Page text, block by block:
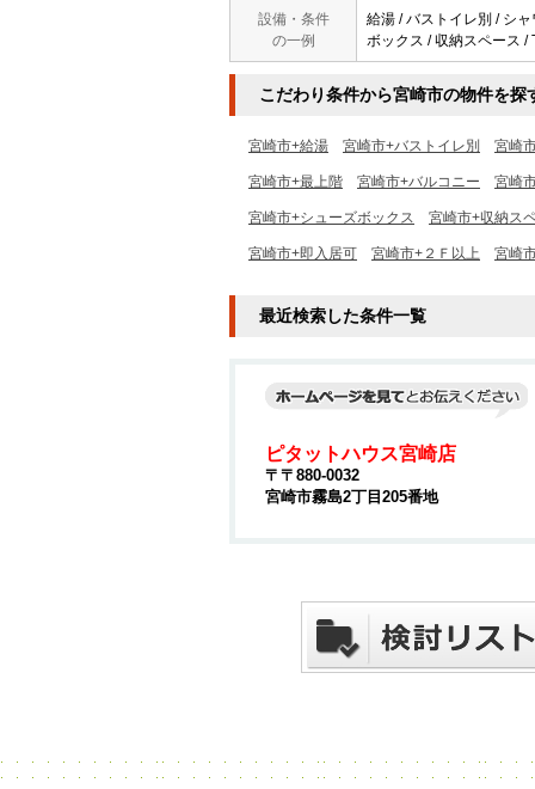
設備・条件
の一例
給湯 / バストイレ別 / シ
ボックス / 収納スペース
こだわり条件から宮崎市の物件を探
宮崎市+給湯 宮崎市+バストイレ別 宮崎
宮崎市+最上階 宮崎市+バルコニー 宮崎
宮崎市+シューズボックス 宮崎市+収納ス
宮崎市+即入居可 宮崎市+２Ｆ以上 宮崎
最近検索した条件一覧
ピタットハウス宮崎店
〒〒880-0032
宮崎市霧島2丁目205番地